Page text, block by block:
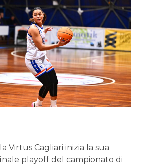
Virtus Cagliari inizia la sua
playoff del campionato di